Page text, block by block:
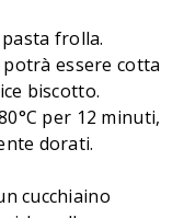
frolla.
essere cotta
biscotto.
per 12 minuti,
dorati.
cucchiaino